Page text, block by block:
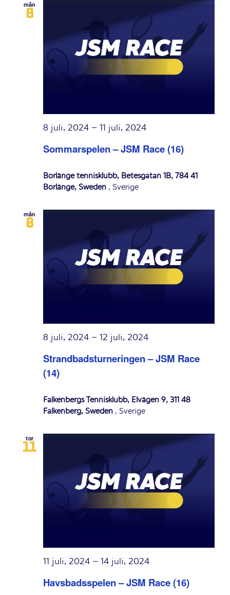
mån
8
Sommarspelen – JSM Race (16)
8 juli, 2024 – 11 juli, 2024
Borlänge tennisklubb, Betesgatan 1B, 784 41
Borlänge, Sweden , Sverige
mån
8
Strandbadsturneringen – JSM Race
(14)
8 juli, 2024 – 12 juli, 2024
Falkenbergs Tennisklubb, Elvägen 9, 311 48
Falkenberg, Sweden , Sverige
tor
11
Havsbadsspelen – JSM Race (16)
11 juli, 2024 – 14 juli, 2024